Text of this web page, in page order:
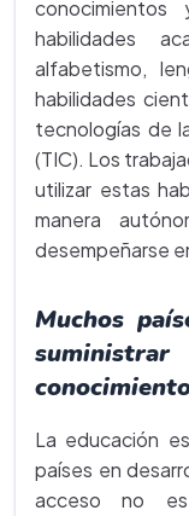
conocimientos
habilidades
alfabetismo,
habilidades
tecnologías de
(TIC). Los
utilizar estas
manera
desempeñarse
Muchos
La educación
países en
acceso no es